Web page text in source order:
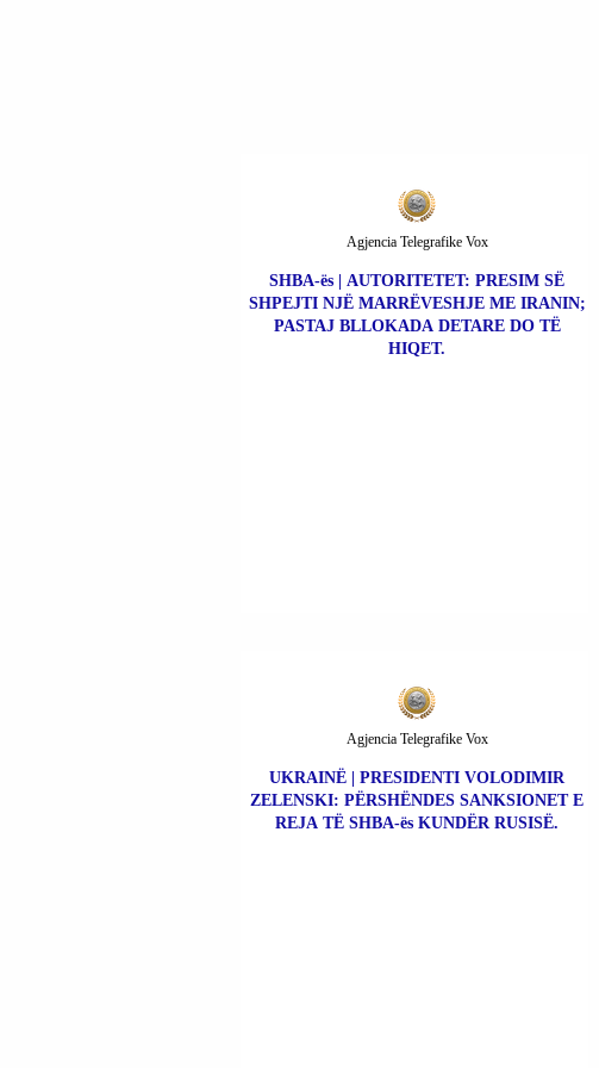
SHBA-ës | AUTORITETET: PRESIM SË
SHPEJTI NJË MARRËVESHJE ME IRANIN;
PASTAJ BLLOKADA DETARE DO TË
HIQET.
Agjencia Telegrafike Vox
UKRAINË | PRESIDENTI VOLODIMIR
ZELENSKI: PËRSHËNDES SANKSIONET E
REJA TË SHBA-ës KUNDËR RUSISË.
Agjencia Telegrafike Vox